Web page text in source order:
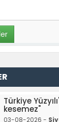
Türkiye
kesemez"
03-08-2026 -